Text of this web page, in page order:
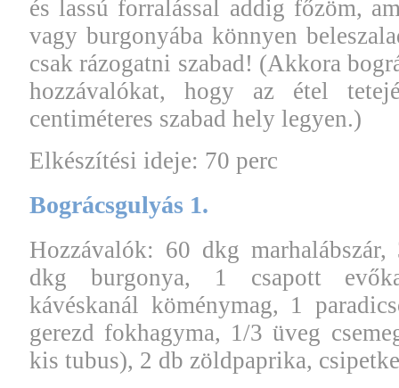
és lassú forralással addig főzöm,
vagy burgonyába könnyen
csak rázogatni szabad! (Akkora
hozzávalókat, hogy az étel
centiméteres szabad hely legyen.)
Elkészítési ideje: 70 perc
Bográcsgulyás 1.
Hozzávalók: 60 dkg
dkg burgonya, 1 csapott
kávéskanál köménymag, 1
gerezd fokhagyma, 1/3 üveg
kis tubus), 2 db zöldpaprika,